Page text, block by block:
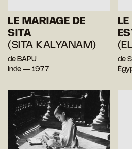
LE MARIAGE DE
SITA
(SITA KALYANAM)
de BAPU
Inde — 1977
de